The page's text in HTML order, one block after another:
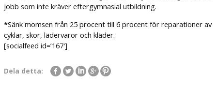
jobb som inte kräver eftergymnasial utbildning.
*Sänk momsen från 25 procent till 6 procent för reparationer av
cyklar, skor, lädervaror och kläder.
[socialfeed id=’167′]
Dela detta: